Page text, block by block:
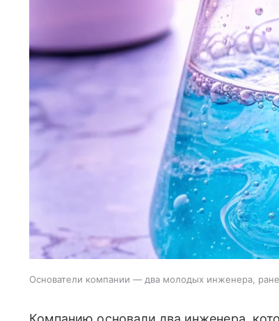
Основатели компании — два молодых инженера,